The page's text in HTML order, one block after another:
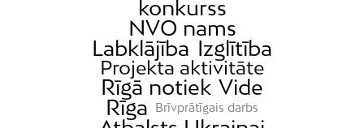
konkurss
NVO nams
Labklājība Izglītība
Projekta aktivitāte
Rīgā notiek Vide
Rīga
Brīvprātīgais darbs